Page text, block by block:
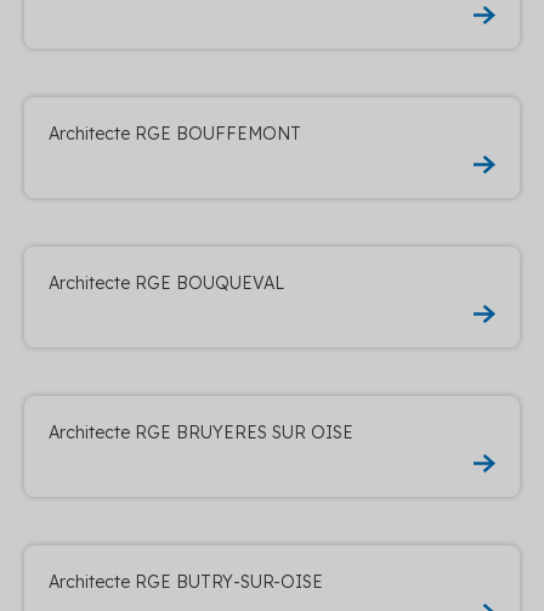
Architecte RGE BOUFFEMONT
Architecte RGE BOUQUEVAL
Architecte RGE BRUYERES SUR OISE
Architecte RGE BUTRY-SUR-OISE